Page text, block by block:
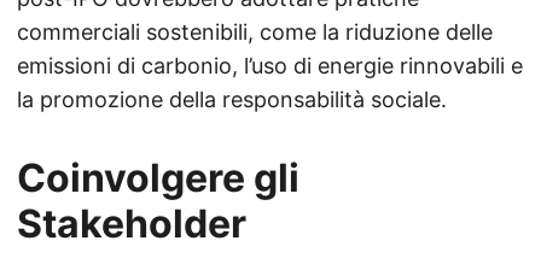
commerciali sostenibili, come la riduzione delle
emissioni di carbonio, l’uso di energie rinnovabili e
la promozione della responsabilità sociale.
Coinvolgere gli
Stakeholder